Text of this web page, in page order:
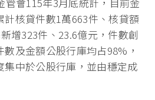
核貸件數1萬663件、核貸額
增323件、23.6億元，件數創
及金額公股行庫均占98%，
中於公股行庫，並由穩定成